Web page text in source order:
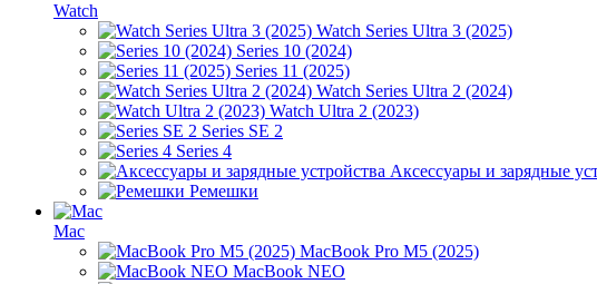
Watch
Watch Series Ultra 3 (2025)
Series 10 (2024)
Series 11 (2025)
Watch Series Ultra 2 (2024)
Watch Ultra 2 (2023)
Series SE 2
Series 4
Аксессуары и зарядные
Ремешки
Mac
MacBook Pro M5 (2025)
MacBook NEO